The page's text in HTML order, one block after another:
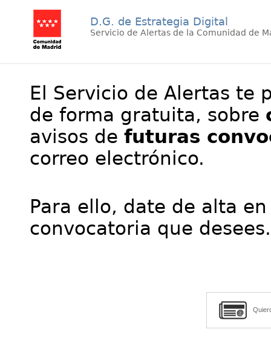
D.G. de Estrategia Digital
Servicio de Alertas de la Comunidad de
El Servicio de Alertas te
de forma gratuita, sobre
avisos de futuras
correo electrónico.
Para ello, date de alta
convocatoria que desees.